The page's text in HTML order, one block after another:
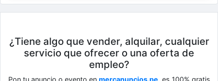
¿Tiene algo que vender, alquilar, cualquier
servicio que ofrecer o una oferta de
empleo?